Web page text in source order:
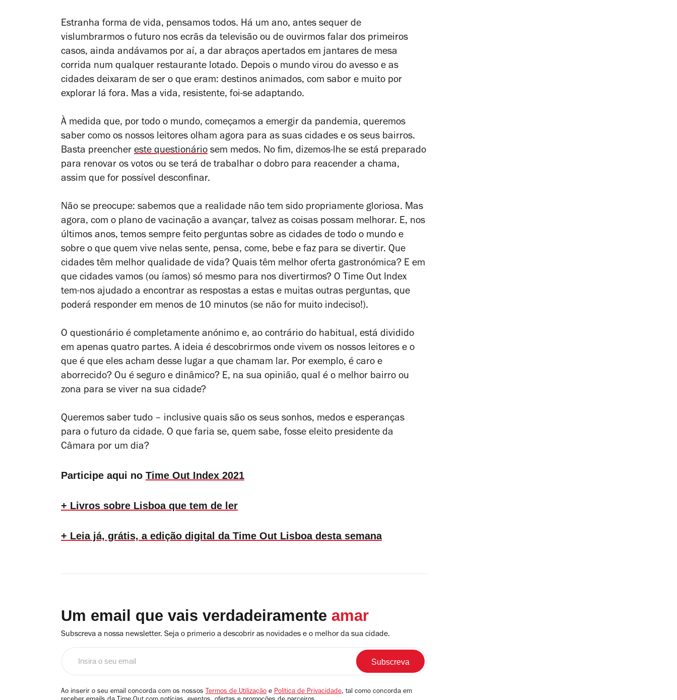
Estranha forma de vida, pensamos todos. Há um ano, antes sequer de
vislumbrarmos o futuro nos ecrãs da televisão ou de ouvirmos falar dos primeiros
casos, ainda andávamos por aí, a dar abraços apertados em jantares de mesa
corrida num qualquer restaurante lotado. Depois o mundo virou do avesso e as
cidades deixaram de ser o que eram: destinos animados, com sabor e muito por
explorar lá fora. Mas a vida, resistente, foi-se adaptando.
À medida que, por todo o mundo, começamos a emergir da pandemia, queremos
saber como os nossos leitores olham agora para as suas cidades e os seus bairros.
Basta preencher este questionário sem medos. No fim, dizemos-lhe se está preparado
para renovar os votos ou se terá de trabalhar o dobro para reacender a chama,
assim que for possível desconfinar.
Não se preocupe: sabemos que a realidade não tem sido propriamente gloriosa. Mas
agora, com o plano de vacinação a avançar, talvez as coisas possam melhorar. E, nos
últimos anos, temos sempre feito perguntas sobre as cidades de todo o mundo e
sobre o que quem vive nelas sente, pensa, come, bebe e faz para se divertir. Que
cidades têm melhor qualidade de vida? Quais têm melhor oferta gastronómica? E em
que cidades vamos (ou íamos) só mesmo para nos divertirmos? O Time Out Index
tem-nos ajudado a encontrar as respostas a estas e muitas outras perguntas, que
poderá responder em menos de 10 minutos (se não for muito indeciso!).
O questionário é completamente anónimo e, ao contrário do habitual, está dividido
em apenas quatro partes. A ideia é descobrirmos onde vivem os nossos leitores e o
que é que eles acham desse lugar a que chamam lar. Por exemplo, é caro e
aborrecido? Ou é seguro e dinâmico? E, na sua opinião, qual é o melhor bairro ou
zona para se viver na sua cidade?
Queremos saber tudo – inclusive quais são os seus sonhos, medos e esperanças
para o futuro da cidade. O que faria se, quem sabe, fosse eleito presidente da
Câmara por um dia?
Participe aqui no Time Out Index 2021
+ Livros sobre Lisboa que tem de ler
+ Leia já, grátis, a edição digital da Time Out Lisboa desta semana
Um email que vais verdadeiramente amar
Subscreva a nossa newsletter. Seja o primerio a descobrir as novidades e o melhor da sua cidade.
email
Ao inserir o seu email concorda com os nossos Termos de Utilização e Política de Privacidade, tal como concorda em